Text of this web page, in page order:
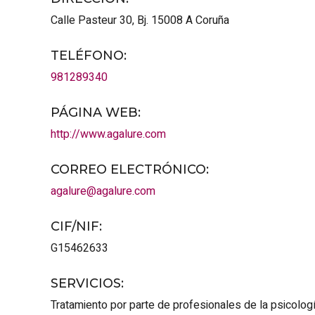
Calle Pasteur 30, Bj. 15008A Coruña
TELÉFONO:
981289340
PÁGINA WEB:
http://www.agalure.com
CORREO ELECTRÓNICO:
agalure@agalure.com
CIF/NIF:
G15462633
SERVICIOS:
Tratamiento por parte de profesionales de la